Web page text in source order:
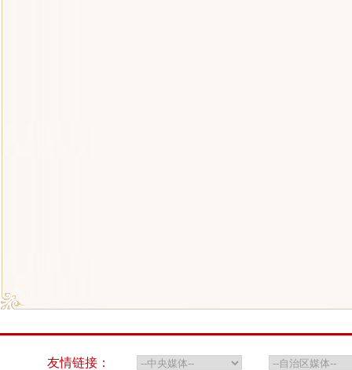
友情链接：